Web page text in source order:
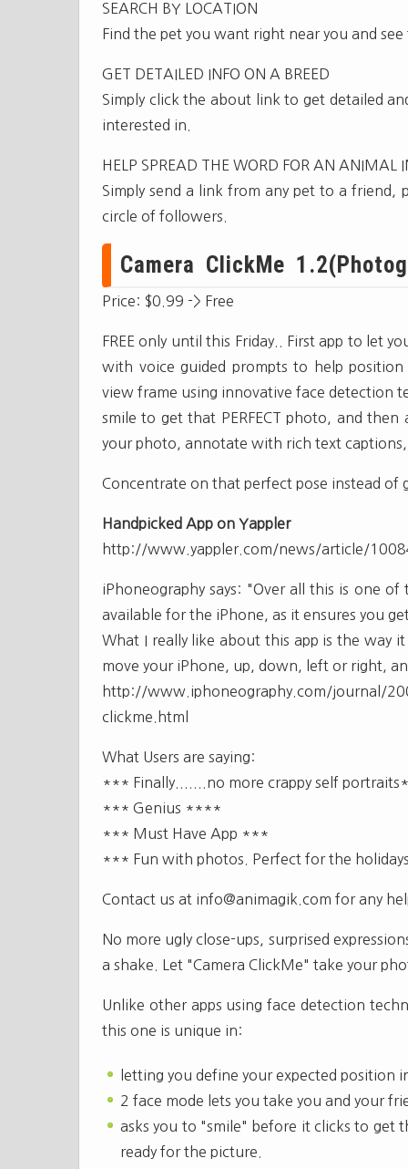
SEARCH BY LOCATION
Find the pet you want right near you and
GET DETAILED INFO ON A BREED
Simply click the about link to get detailed
interested in.
HELP SPREAD THE WORD FOR AN ANIMAL
Simply send a link from any pet to a friend,
circle of followers.
Camera ClickMe
Price: $0.99 -> Free
FREE only until this Friday.. First app to let
with voice guided prompts to help
view frame using innovative face detection
smile to get that PERFECT photo, and
your photo, annotate with rich text
Concentrate on that perfect pose instead of
Handpicked App on Yappler
http://www.yappler.com/news/article/
iPhoneography says: "Over all this is one
available for the iPhone, as it ensures you
What I really like about this app is the way
move your iPhone, up, down, left or right,
http://www.iphoneography.com/journal/
clickme.html
What Users are saying:
*** Finally.......no more crappy self
*** Genius ****
*** Must Have App ***
*** Fun with photos. Perfect for the
Contact us at info@animagik.com for any
No more ugly close-ups, surprised
a shake. Let "Camera ClickMe" take your
Unlike other apps using face detection
this one is unique in:
letting you define your expected position
2 face mode lets you take you and your
asks you to "smile" before it clicks to get
ready for the picture.